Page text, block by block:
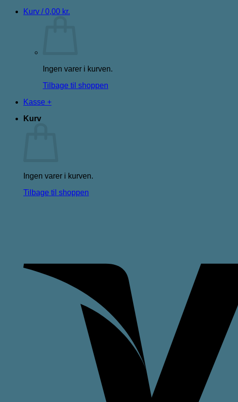
Kurv /0,00 kr.
Ingen varer i kurven.
Tilbage til shoppen
Kasse +
Kurv
Ingen varer i kurven.
Tilbage til shoppen